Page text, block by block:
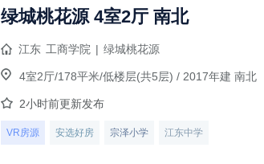
绿城桃花源 4室2厅 南北
江东 工商学院 | 绿城桃花源
4室2厅/178平米/低楼层(共5层) / 2017年建 南北
2小时前更新发布
VR房源 安选好房 宗泽小学 江东中学